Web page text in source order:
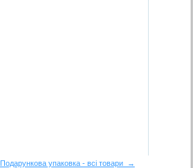
Подарункова упаковка - всі товари →